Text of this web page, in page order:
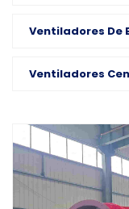
Ventiladores De
Ventiladores